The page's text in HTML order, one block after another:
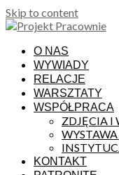
Skip to content
O NAS
WYWIADY
RELACJE
WARSZTATY
WSPÓŁPRACA
ZDJĘCIA I
KONTAKT